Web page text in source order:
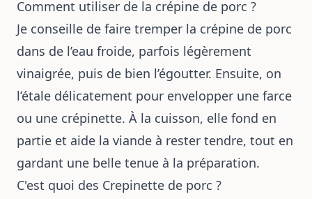
Comment utiliser de la crépine de porc ?
Je conseille de faire tremper la crépine de porc
dans de l’eau froide, parfois légèrement
vinaigrée, puis de bien l’égoutter. Ensuite, on
l’étale délicatement pour envelopper une farce
ou une crépinette. À la cuisson, elle fond en
partie et aide la viande à rester tendre, tout en
gardant une belle tenue à la préparation.
C'est quoi des Crepinette de porc ?